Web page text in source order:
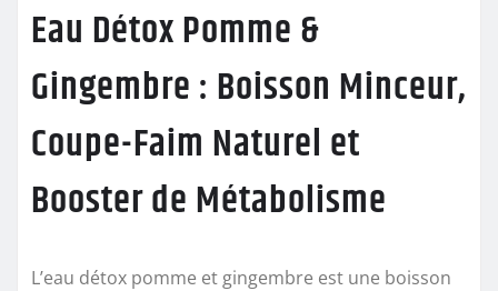
Eau Détox Pomme &
Gingembre : Boisson Minceur,
Coupe-Faim Naturel et
Booster de Métabolisme
L’eau détox pomme et gingembre est une boisson